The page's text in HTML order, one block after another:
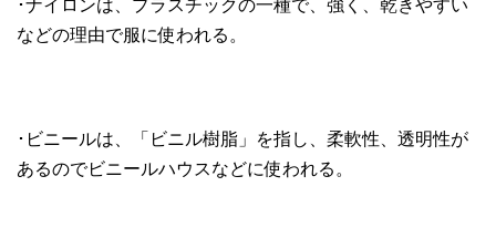
･ナイロンは、プラスチックの一種で、強く、乾きやすい
などの理由で服に使われる。
･ビニールは、「ビニル樹脂」を指し、柔軟性、透明性が
あるのでビニールハウスなどに使われる。